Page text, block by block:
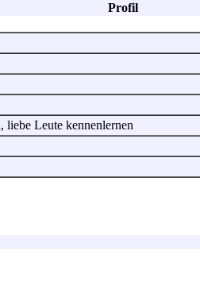
Profil
liebe Leute kennenlernen